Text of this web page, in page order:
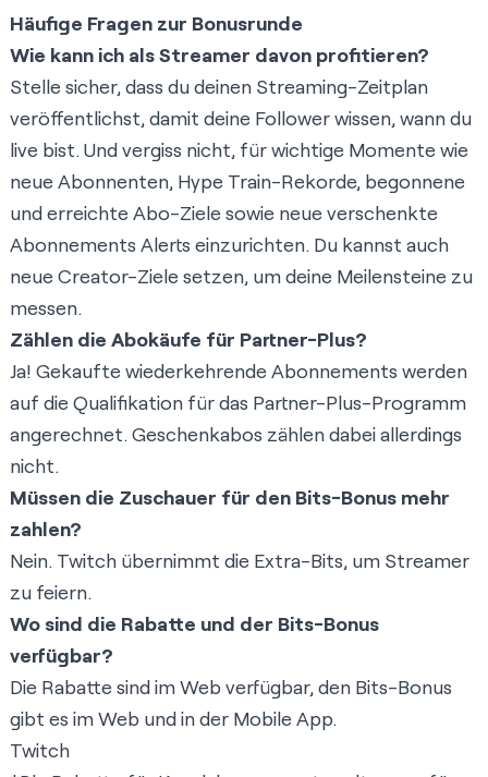
Häufige Fragen zur Bonusrunde
Wie kann ich als Streamer davon profitieren?
Stelle sicher, dass dudeinen Streaming-Zeitplan
veröffentlichst,damit deine Follower wissen, wann du
live bist. Und vergiss nicht, für wichtige Momente wie
neue Abonnenten, Hype Train-Rekorde, begonnene
und erreichte Abo-Ziele sowie neue verschenkte
Abonnements Alerts einzurichten. Du kannst auch
neue Creator-Ziele setzen, um deine Meilensteine zu
messen.
Zählen die Abokäufe für Partner-Plus?
Ja! Gekaufte wiederkehrende Abonnements werden
auf die Qualifikation für das Partner-Plus-Programm
angerechnet. Geschenkabos zählen dabei allerdings
nicht.
Müssen die Zuschauer für den Bits-Bonus mehr
zahlen?
Nein. Twitch übernimmt die Extra-Bits, um Streamer
zu feiern.
Wo sind die Rabatte und der Bits-Bonus
verfügbar?
Die Rabatte sind im Web verfügbar, den Bits-Bonus
gibt es im Web und in der Mobile App.
Twitch